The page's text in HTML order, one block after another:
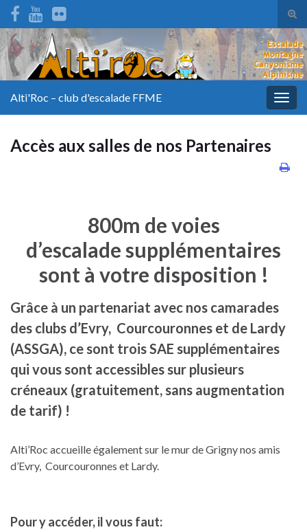
Alti'Roc – club d'escalade FFME
Accès aux salles de nos Partenaires
800m de voies
d’escalade supplémentaires
sont à votre disposition !
Grâce à un partenariat avec nos camarades
des clubs d’Evry, Courcouronnes et de Lardy
(ASSGA), ce sont trois SAE supplémentaires
qui vous sont accessibles sur plusieurs
créneaux (gratuitement, sans augmentation
de tarif) !
Alti’Roc accueille également sur le mur de Grigny nos amis
d’Evry, Courcouronnes et Lardy.
Pour y accéder, il vous faut: